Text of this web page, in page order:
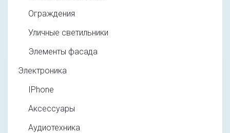
Ограждения
Уличные светильники
Элементы фасада
Электроника
IPhone
Аксессуары
Аудиотехника